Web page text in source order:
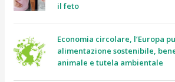
il feto
Economia circolare, l’Europa
alimentazione sostenibile,
animale e tutela ambientale